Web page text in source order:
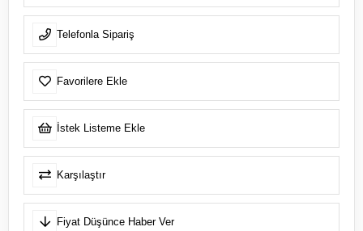
Telefonla Sipariş
Favorilere Ekle
İstek Listeme Ekle
Karşılaştır
Fiyat Düşünce Haber Ver